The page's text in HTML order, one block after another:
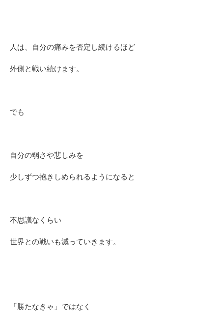
人は、自分の痛みを否定し続けるほど
外側と戦い続けます。
でも
自分の弱さや悲しみを
少しずつ抱きしめられるようになると
不思議なくらい
世界との戦いも減っていきます。
「勝たなきゃ」ではなく